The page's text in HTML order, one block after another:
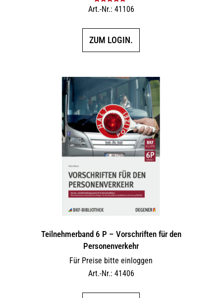
Bewertet mit
Art.-Nr.: 41106
ZUM LOGIN.
Teilnehmerband 6 P – Vorschriften für den
Personenverkehr
Für Preise bitte einloggen
Art.-Nr.: 41406